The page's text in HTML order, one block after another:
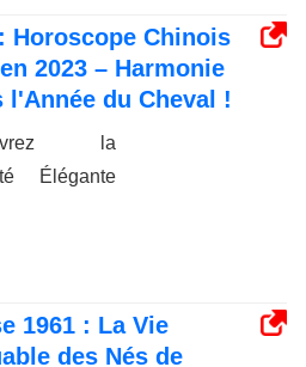
Horoscope Chinois
2023 – Harmonie
du Cheval !
la
Élégante
1961 : La Vie
des Nés de